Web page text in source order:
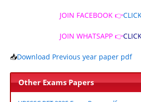
JOIN FACEBOOK 👉
JOIN WHATSAPP 👉
📥Download Previous year paper pdf
Other Exams Papers